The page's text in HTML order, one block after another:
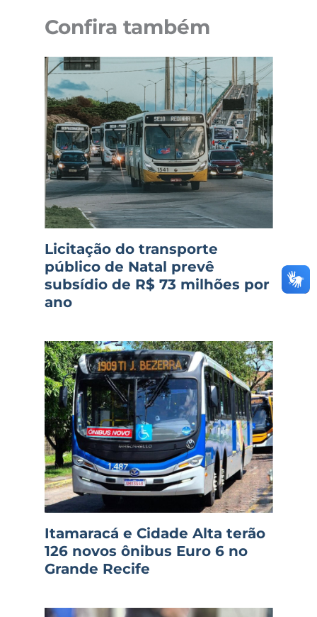
Confira também
Licitação do transporte
público de Natal prevê
subsídio de R$ 73 milhões por
ano
Itamaracá e Cidade Alta terão
126 novos ônibus Euro 6 no
Grande Recife